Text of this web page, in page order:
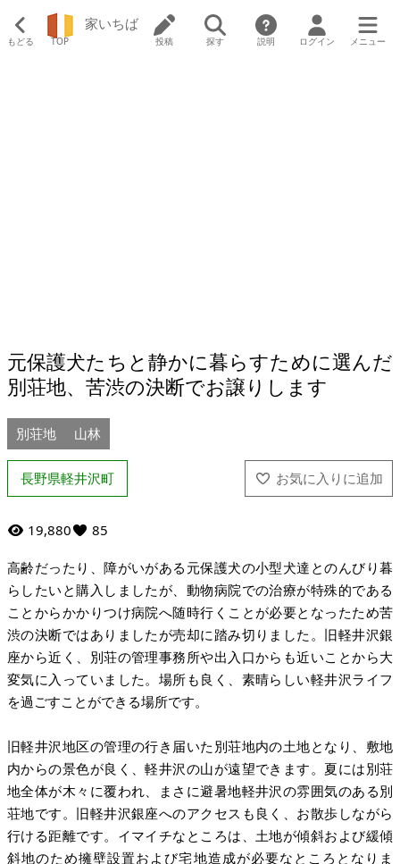
もどる TOP
家いちば
投稿 探す 説明 ログイン メニュー
元保護犬たちと静かに暮らすために選んだ
別荘地、苦渋の決断でお譲りします
別荘地 山林
長野県軽井沢町
19,880 85
高齢だったり、障がいがある元保護犬の小型犬達とのんびり暮
らしたいと購入しましたが、動物病院での治療が特殊的である
ことからかかりつけ病院へ随時行くことが必要となったため苦
渋の決断ではありましたが売却に踏み切りました。旧軽井沢銀
座から近く、別荘の管理事務所や出入口からも近いことから大
変気に入っていました。場所も良く、素晴らしい軽井沢ライフ
を過ごすことができる場所です。
旧軽井沢地区の管理の行き届いた別荘地内の土地となり、敷地
内からの景色が良く、軽井沢の山が遠望できます。夏には別荘
地全体が木々に覆われ、まさに避暑地軽井沢の雰囲気のある別
荘地です。旧軽井沢銀座へのアクセスも良く、お散歩しながら
行ける距離です。イマイチなところは、土地が傾斜および緩傾
斜地のため擁壁設置および宅地造成が必要なところとなりま